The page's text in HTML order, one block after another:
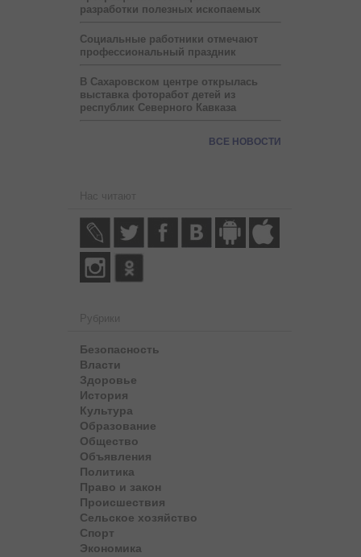
разработки полезных ископаемых
Социальные работники отмечают
профессиональный праздник
В Сахаровском центре открылась
выставка фоторабот детей из
республик Северного Кавказа
ВСЕ НОВОСТИ
Нас читают
Рубрики
Безопасность
Власти
Здоровье
История
Культура
Образование
Общество
Объявления
Политика
Право и закон
Происшествия
Сельское хозяйство
Спорт
Экономика